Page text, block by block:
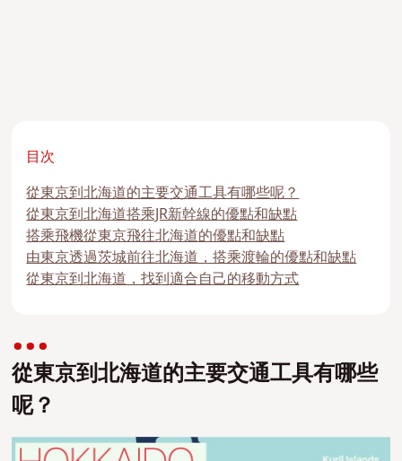
目次
從東京到北海道的主要交通工具有哪些呢？
從東京到北海道搭乘JR新幹線的優點和缺點
搭乘飛機從東京飛往北海道的優點和缺點
由東京透過茨城前往北海道，搭乘渡輪的優點和缺點
從東京到北海道，找到適合自己的移動方式
從東京到北海道的主要交通工具有哪些
呢？